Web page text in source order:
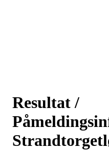
Resultat /